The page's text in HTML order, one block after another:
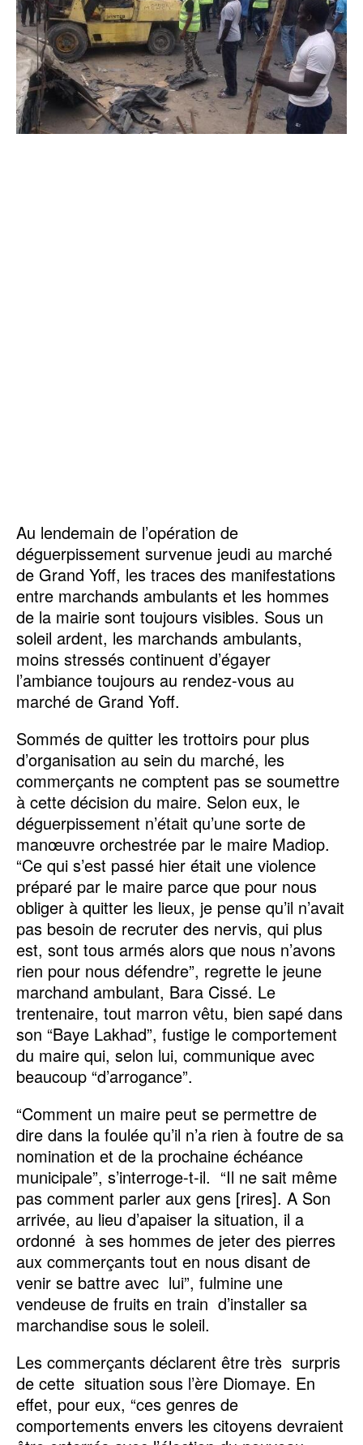
Au lendemain de l’opération de
déguerpissement survenue jeudi au marché
de Grand Yoff, les traces des manifestations
entre marchands ambulants et les hommes
de la mairie sont toujours visibles. Sous un
soleil ardent, les marchands ambulants,
moins stressés continuent d’égayer
l’ambiance toujours au rendez-vous au
marché de Grand Yoff.
Sommés de quitter les trottoirs pour plus
d’organisation au sein du marché, les
commerçants ne comptent pas se soumettre
à cette décision du maire. Selon eux, le
déguerpissement n’était qu’une sorte de
manœuvre orchestrée par le maire Madiop.
“Ce qui s’est passé hier était une violence
préparé par le maire parce que pour nous
obliger à quitter les lieux, je pense qu’il n’avait
pas besoin de recruter des nervis, qui plus
est, sont tous armés alors que nous n’avons
rien pour nous défendre”, regrette le jeune
marchand ambulant, Bara Cissé. Le
trentenaire, tout marron vêtu, bien sapé dans
son “Baye Lakhad”, fustige le comportement
du maire qui, selon lui, communique avec
beaucoup “d’arrogance”.
“Comment un maire peut se permettre de
dire dans la foulée qu’il n’a rien à foutre de sa
nomination et de la prochaine échéance
municipale”, s’interroge-t-il. “Il ne sait même
pas comment parler aux gens [rires]. A Son
arrivée, au lieu d’apaiser la situation, il a
ordonné à ses hommes de jeter des pierres
aux commerçants tout en nous disant de
venir se battre avec lui”, fulmine une
vendeuse de fruits en train d’installer sa
marchandise sous le soleil.
Les commerçants déclarent être très surpris
de cette situation sous l’ère Diomaye. En
effet, pour eux, “ces genres de
comportements envers les citoyens devraient